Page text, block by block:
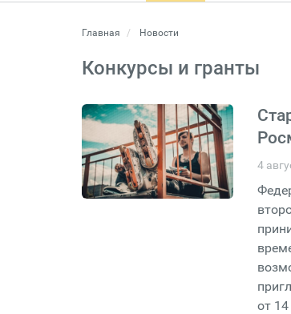
Главная Новости
Конкурсы и гранты
4
от